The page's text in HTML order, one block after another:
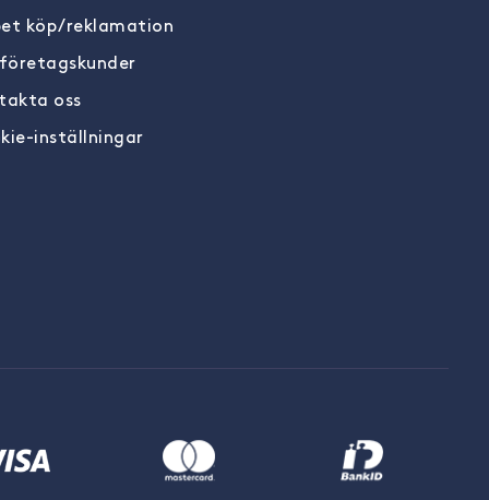
köp/reklamation
företagskunder
oss
inställningar